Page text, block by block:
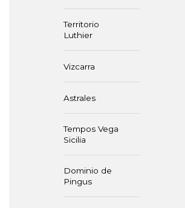
Territorio
Luthier
Vizcarra
Astrales
Tempos Vega
Sicilia
Dominio de
Pingus